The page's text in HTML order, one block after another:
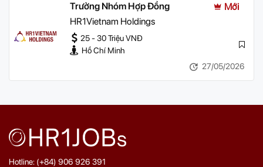
Trưởng Nhóm Hợp Đồng
Mới
HR1Vietnam Holdings
25 - 30 Triệu VNĐ
Hồ Chí Minh
27/05/2026
Hotline: (+84) 906 926 391